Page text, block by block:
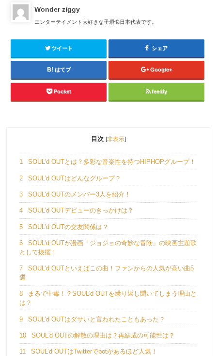
Wonder ziggy
エンターテイメント大好きな子煩悩日本代表です。
ツイート シェア
はてブ Google+
Pocket feedly
目次 [非表示]
1 SOUL'd OUTとは？多彩な音楽性を持つHIPHOPグループ！
2 SOUL'd OUTはどんなグループ？
3 SOUL'd OUTのメンバー3人を紹介！
4 SOUL'd OUTデビューのきっかけは？
5 SOUL'd OUTの交友関係は？
6
SOUL'd OUTが漫画「ジョジョの奇妙な冒険」の映画主題歌
として抜擢！
7
SOUL'd OUTといえばこの曲！ファンからの人気が高い曲5
選
8
まるで中毒！？SOUL'd OUTを繰り返し聞いてしまう理由と
は？
9 SOUL'd OUTはダサいと言われたこともあった？
10 SOUL'd OUTの解散の理由は？再結成の可能性は？
11 SOUL’d OUTはTwitterでbotがあるほど人気！